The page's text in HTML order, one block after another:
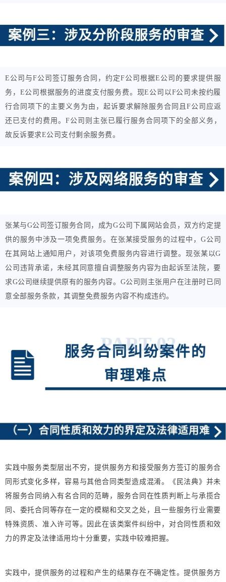
E公司与F公司签订服务合同，约定F公司根据E公司的要求提供服
务，E公司根据服务的进度支付服务费。现E公司以F公司未按约履
行合同项下的主要义务为由，起诉要求解除服务合同且F公司应返
还已支付的费用。F公司则主张已履行服务合同项下的全部义务，
故反诉要求E公司支付剩余服务费。
张某与G公司签订服务合同，成为G公司下属网站会员，双方约定提
供的服务中涉及一项免费服务。在张某接受服务的过程中，G公司
在其网站上通知用户，对该项免费服务内容进行调整。现张某以G
公司违背承诺，未经其同意擅自调整服务内容为由起诉至法院，要
求G公司继续提供原有的服务内容。G公司则主张用户在注册时已同
意全部服务条款，其调整免费服务内容不构成违约。
实践中服务类型层出不穷，提供服务方和接受服务方签订的服务合
同形式变化多样，容易与其他合同类型造成混淆。《民法典》并未
将服务合同纳入有名合同的范畴，服务合同在性质判断上与承揽合
同、委托合同等存在一定的模糊和交叉之处，且一些服务行业需要
特殊资质、准入许可等。因此在该类案件纠纷中，对合同性质和效
力的界定及法律适用均十分重要，实践中较难把握。
实践中，提供服务的过程和产生的结果存在不确定性。提供服务方